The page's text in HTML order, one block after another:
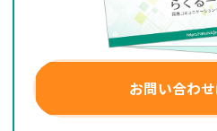
お問い合わ